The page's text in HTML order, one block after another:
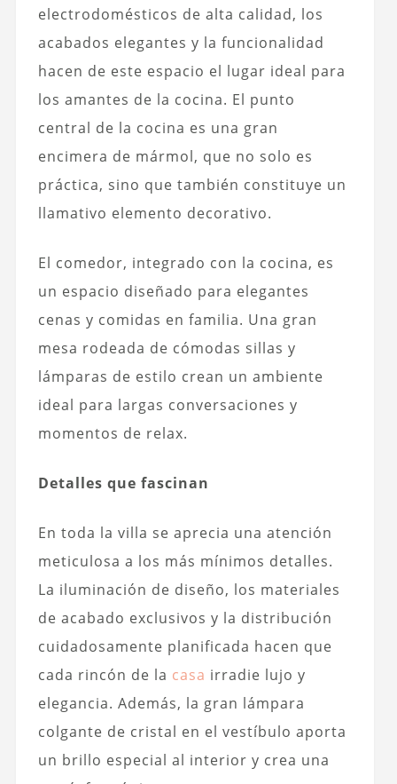
electrodomésticos de alta calidad, los
acabados elegantes y la funcionalidad
hacen de este espacio el lugar ideal para
los amantes de la cocina. El punto
central de la cocina es una gran
encimera de mármol, que no solo es
práctica, sino que también constituye un
llamativo elemento decorativo.
El comedor, integrado con la cocina, es
un espacio diseñado para elegantes
cenas y comidas en familia. Una gran
mesa rodeada de cómodas sillas y
lámparas de estilo crean un ambiente
ideal para largas conversaciones y
momentos de relax.
Detalles que fascinan
En toda la villa se aprecia una atención
meticulosa a los más mínimos detalles.
La iluminación de diseño, los materiales
de acabado exclusivos y la distribución
cuidadosamente planificada hacen que
cada rincón de la casa irradie lujo y
elegancia. Además, la gran lámpara
colgante de cristal en el vestíbulo aporta
un brillo especial al interior y crea una